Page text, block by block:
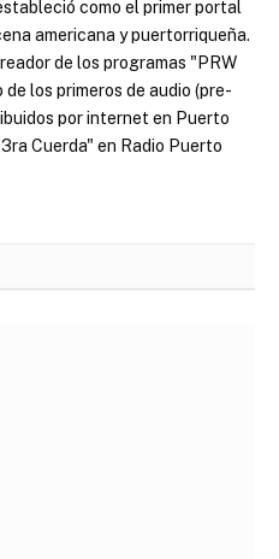
como el primer portal
americana y puertorriqueña.
de los programas "PRW
de los primeros de audio (pre-
por internet en Puerto
Cuerda" en Radio Puerto